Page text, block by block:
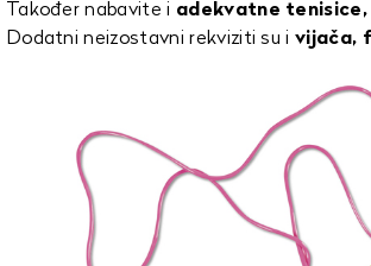
Također nabavite i adekvatne tenisice,
Dodatni neizostavni rekviziti su ivijača,